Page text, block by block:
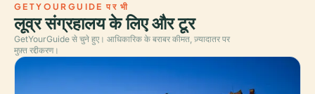
GETYOURGUIDE पर भी
लूव्र संग्रहालय के लिए और टूर
GetYourGuide से चुने हुए। आधिकारिक के बराबर कीमत, ज़्यादातर पर
मुफ़्त रद्दीकरण।